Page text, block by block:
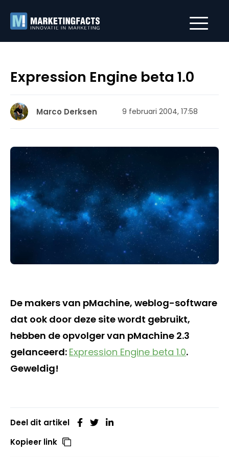
Expression Engine beta 1.0
Marco Derksen 9 februari 2004, 17:58
De makers van pMachine, weblog-software
dat ook door deze site wordt gebruikt,
hebben de opvolger van pMachine 2.3
gelanceerd: Expression Engine beta 1.0.
Geweldig!
Deel dit artikel
Kopieer link